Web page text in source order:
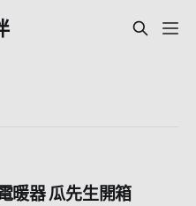
暖器 瓜先生開箱